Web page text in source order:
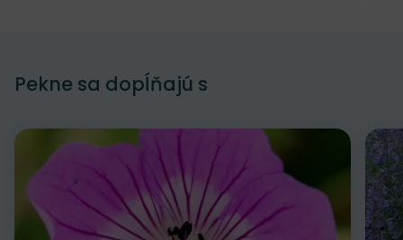
Pekne sa dopĺňajú s